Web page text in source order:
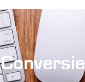
Conversie